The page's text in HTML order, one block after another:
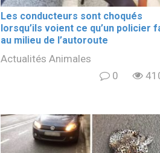
Les conducteurs sont choqués
lorsqu’ils voient ce qu’un policier
au milieu de l’autoroute
Actualités Animales
0